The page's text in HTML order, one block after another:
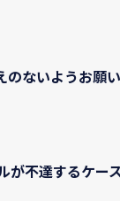
のないようお願
が不達するケー